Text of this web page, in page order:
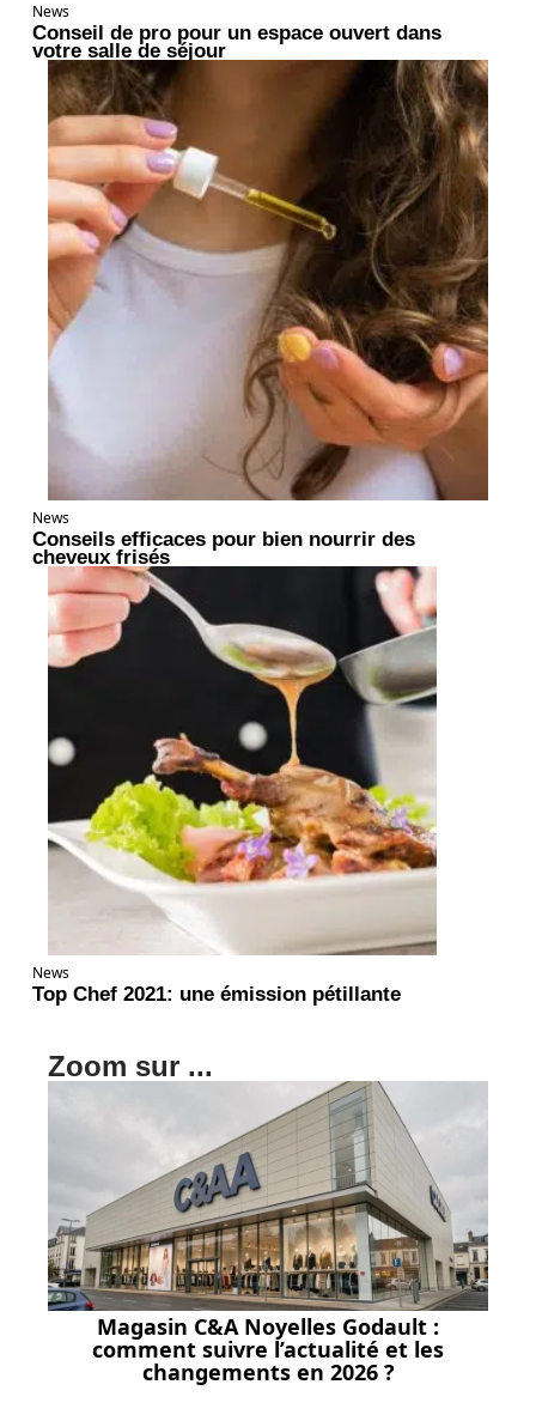
News
Conseil de pro pour un espace ouvert dans
votre salle de séjour
News
Conseils efficaces pour bien nourrir des
cheveux frisés
News
Top Chef 2021: une émission pétillante
Zoom sur ...
Magasin C&A Noyelles Godault :
comment suivre l’actualité et les
changements en 2026 ?